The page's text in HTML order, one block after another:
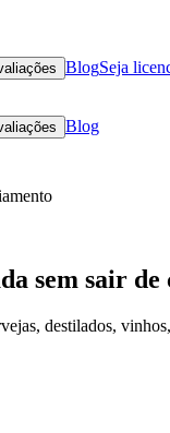
BlogSeja
Blog
sem sair de
destilados,